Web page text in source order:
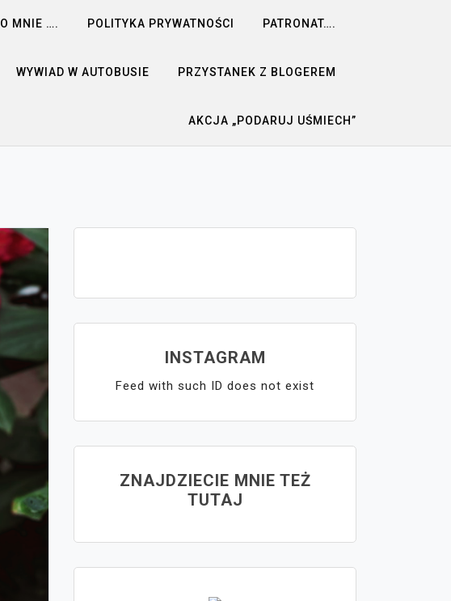
O MNIE …. POLITYKA PRYWATNOŚCI PATRONAT….
WYWIAD W AUTOBUSIE PRZYSTANEK Z BLOGEREM
AKCJA „PODARUJ UŚMIECH”
INSTAGRAM
Feed with such ID does not exist
ZNAJDZIECIE MNIE TEŻ
TUTAJ